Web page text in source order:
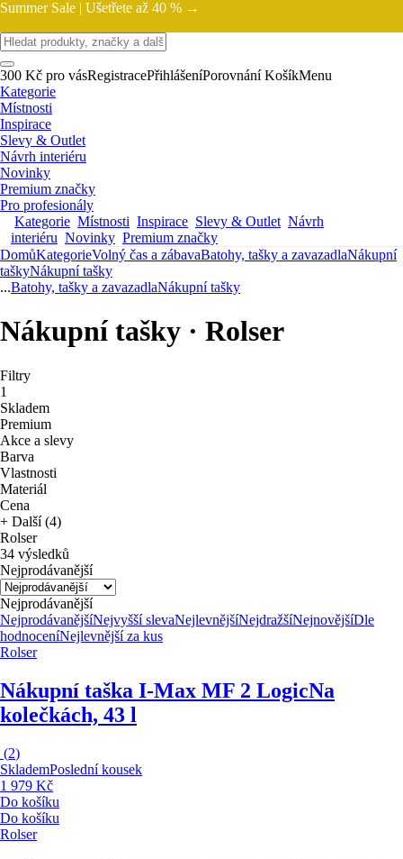
Summer Sale | Ušetřete až 40 % →
300 Kč pro vásRegistracePřihlášeníPorovnání KošíkMenu
Kategorie
Místnosti
Inspirace
Slevy & Outlet
Návrh interiéru
Novinky
Premium značky
Pro profesionály
Kategorie Místnosti Inspirace Slevy & Outlet Návrh
interiéru Novinky Premium značky
DomůKategorieVolný čas a zábavaBatohy, tašky a zavazadlaNákupní
taškyNákupní tašky
...Batohy, tašky a zavazadlaNákupní tašky
Nákupní tašky · Rolser
Filtry
1
Skladem
Premium
Akce a slevy
Barva
Vlastnosti
Materiál
Cena
+ Další (4)
Rolser
34 výsledků
Nejprodávanější
Nejprodávanější
NejprodávanějšíNejvyšší slevaNejlevnějšíNejdražšíNejnovějšíDle
hodnoceníNejlevnější za kus
Rolser
Nákupní taška I-Max MF 2 LogicNa
kolečkách, 43 l
(2)
SklademPoslední kousek
1 979 Kč
Do košíku
Do košíku
Rolser